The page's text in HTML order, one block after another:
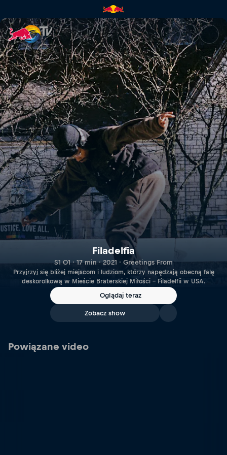
Filadelfia | Red Bull TV
Filadelfia
S1 O1 · 17 min · 2021 · Greetings From
Przyjrzyj się bliżej miejscom i ludziom, którzy napędzają obecną falę
deskorolkową w Mieście Braterskiej Miłości – Filadelfii w USA.
Oglądaj teraz
Zobacz show
Powiązane video